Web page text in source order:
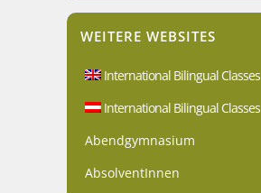
WEITERE WEBSITES
International Bilingual Classes
International Bilingual Classes
Abendgymnasium
AbsolventInnen